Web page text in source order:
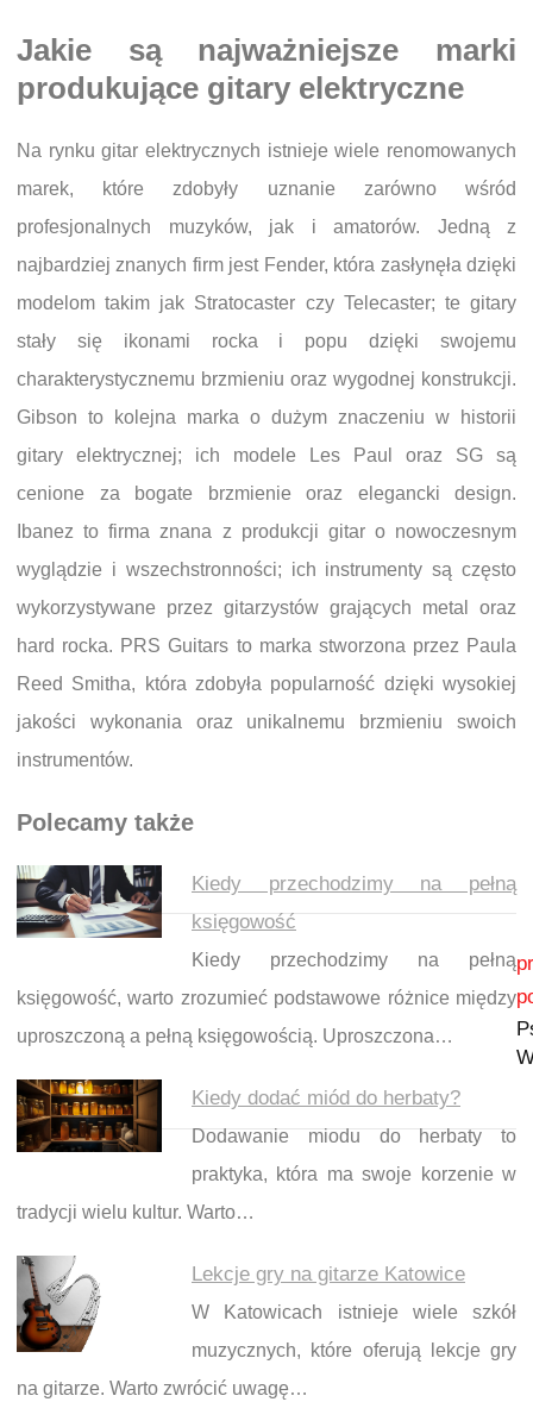
Jakie są najważniejsze marki
produkujące gitary elektryczne
Na rynku gitar elektrycznych istnieje wiele renomowanych
marek, które zdobyły uznanie zarówno wśród
profesjonalnych muzyków, jak i amatorów. Jedną z
najbardziej znanych firm jest Fender, która zasłynęła dzięki
modelom takim jak Stratocaster czy Telecaster; te gitary
stały się ikonami rocka i popu dzięki swojemu
charakterystycznemu brzmieniu oraz wygodnej konstrukcji.
Gibson to kolejna marka o dużym znaczeniu w historii
gitary elektrycznej; ich modele Les Paul oraz SG są
cenione za bogate brzmienie oraz elegancki design.
Ibanez to firma znana z produkcji gitar o nowoczesnym
wyglądzie i wszechstronności; ich instrumenty są często
wykorzystywane przez gitarzystów grających metal oraz
hard rocka. PRS Guitars to marka stworzona przez Paula
Reed Smitha, która zdobyła popularność dzięki wysokiej
jakości wykonania oraz unikalnemu brzmieniu swoich
instrumentów.
Polecamy także
Kiedy przechodzimy na pełną
księgowość
Kiedy przechodzimy na pełną
księgowość, warto zrozumieć podstawowe różnice między
uproszczoną a pełną księgowością. Uproszczona…
Kiedy dodać miód do herbaty?
Dodawanie miodu do herbaty to
praktyka, która ma swoje korzenie w
tradycji wielu kultur. Warto…
Lekcje gry na gitarze Katowice
W Katowicach istnieje wiele szkół
muzycznych, które oferują lekcje gry
na gitarze. Warto zwrócić uwagę…
Nawigacja wpisu